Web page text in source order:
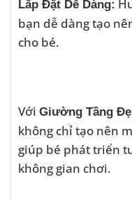
Lắp Đặt Dễ Dàng:
bạn dễ dàng tạo
cho bé.
Với Giường Tầng
không chỉ tạo nên
giúp bé phát triển
không gian chơi.